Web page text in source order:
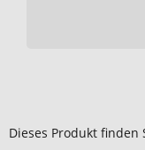
Dieses Produkt